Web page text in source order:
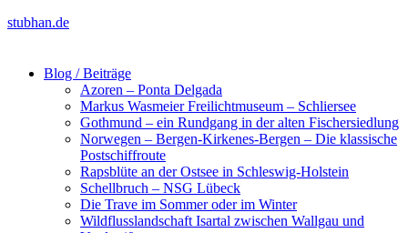
stubhan.de
Blog / Beiträge
Azoren – Ponta Delgada
Markus Wasmeier Freilichtmuseum – Schliersee
Gothmund – ein Rundgang in der alten Fischersiedlung
Norwegen – Bergen-Kirkenes-Bergen – Die klassische
Postschiffroute
Rapsblüte an der Ostsee in Schleswig-Holstein
Schellbruch – NSG Lübeck
Die Trave im Sommer oder im Winter
Wildflusslandschaft Isartal zwischen Wallgau und